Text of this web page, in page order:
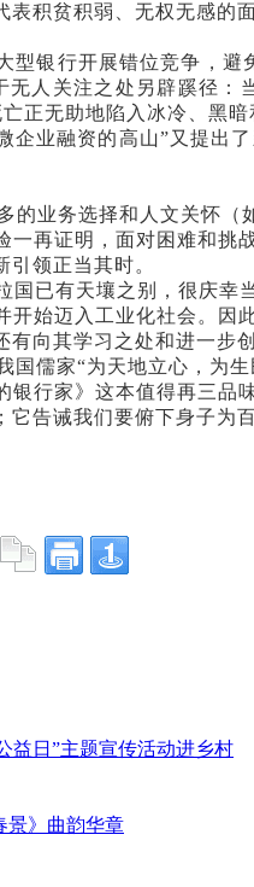
积贫积弱、无权无感
型银行开展错位竞争，
人关注之处另辟蹊径
正无助地陷入冰冷、黑
企业融资的高山”又提
的业务选择和人文关怀
再证明，面对困难和
领正当其时。
已有天壤之别，很庆
始迈入工业化社会。
向其学习之处和进一步
儒家“为天地立心，为
行家》这本值得再三
告诫我们要俯下身子为
益日”主题宣传活动进乡村
景》曲韵华章